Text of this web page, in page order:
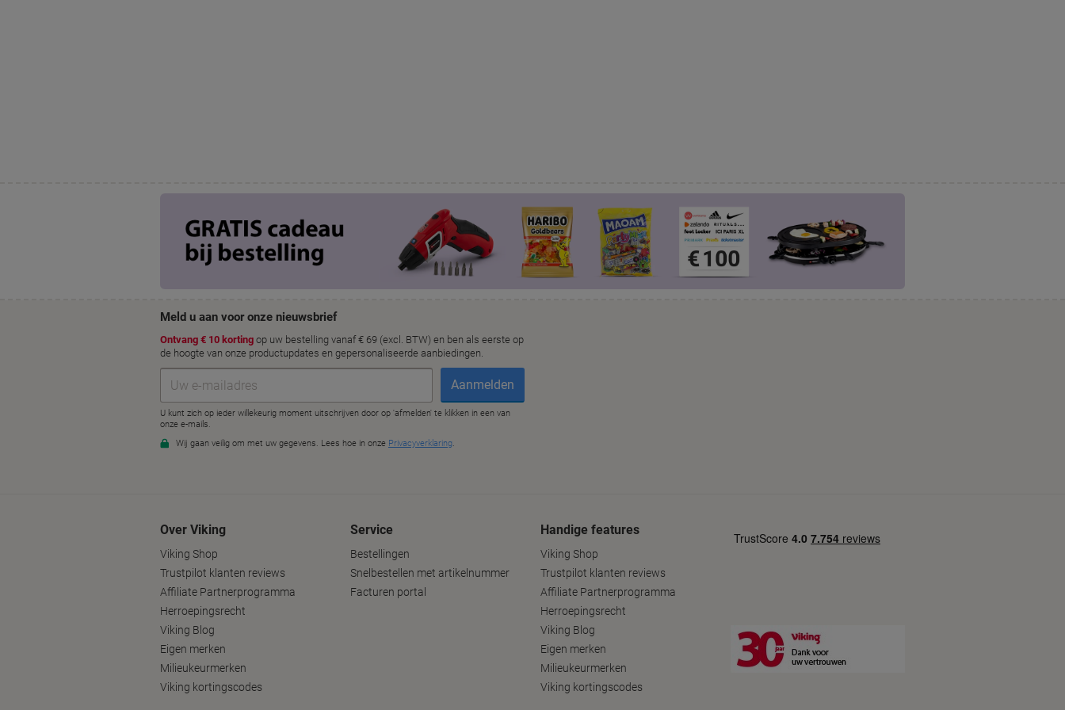
Over Viking
Viking Shop
Trustpilot klanten reviews
Affiliate Partnerprogramma
Herroepingsrecht
Viking Blog
Eigen merken
Milieukeurmerken
Viking kortingscodes
Service
Bestellingen
Snelbestellen met artikelnummer
Facturen portal
Handige features
Viking Shop
Trustpilot klanten reviews
Affiliate Partnerprogramma
Herroepingsrecht
Viking Blog
Eigen merken
Milieukeurmerken
Viking kortingscodes